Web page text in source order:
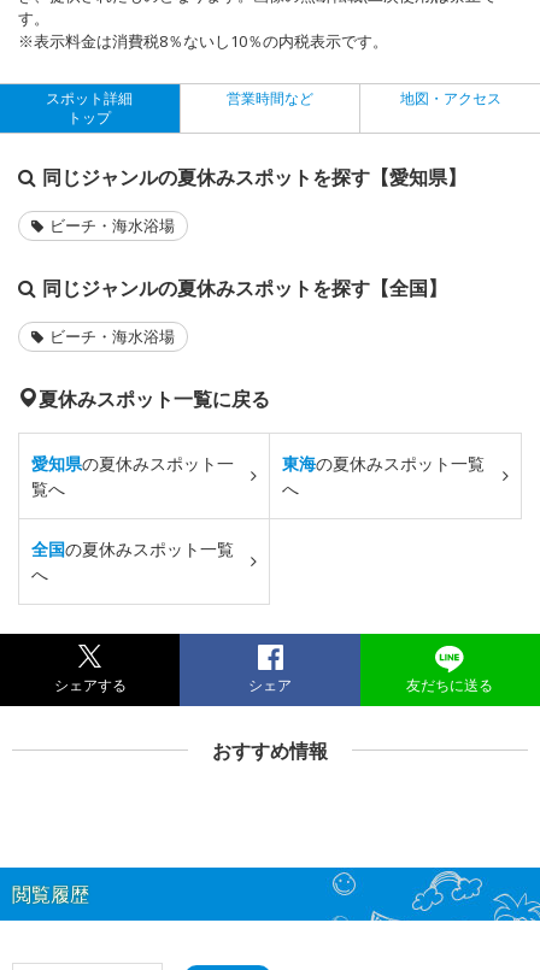
す。
※表示料金は消費税8％ないし10％の内税表示です。
スポット詳細
トップ
営業時間など 地図・アクセス
同じジャンルの夏休みスポットを探す【愛知県】
ビーチ・海水浴場
同じジャンルの夏休みスポットを探す【全国】
ビーチ・海水浴場
夏休みスポット一覧に戻る
愛知県の夏休みスポット一
覧へ
東海の夏休みスポット一覧
へ
全国の夏休みスポット一覧
へ
シェアする シェア 友だちに送る
おすすめ情報
閲覧履歴